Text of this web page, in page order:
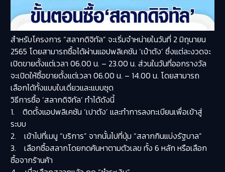
สำหรับโครงการ “สลากดิจิทัล” จะเริ่มจำหน่ายในวันที่ 2 มิถุนายน
2565 โดยสามารถซื้อได้ผ่านแอปพลิเคชัน ‘เป๋าตัง’ ซึ่งแต่ละงวดจะ
เปิดขายตั้งแต่เวลา 06.00 น. – 23.00 น. ส่วนในวันที่ออกรางวัล
จะเปิดให้ซื้อขายตั้งแต่เวลา 06.00 น. – 14.00 น. โดยสามารถ
เลือกได้ทั้งแบบใบเดี่ยวและแบบชุด
วิธีการซื้อ ‘สลากดิจิทัล’ ทำได้ดังนี้
1. ติดตั้งแอปพลิเคชัน ‘เปาตัง’ และทำการลงทะเบียนเพื่อเข้าสู่
ระบบ
2. เข้าไปที่เมนู “บริการ” จากนั้นไปที่ปุ่ม “สลากกินแบ่งรัฐบาล”
3. เลือกซื้อสลากโดยกดค้นหาตามตัวเลข ทั้ง 6 หลัก หรือเลือก
ซื้อจากร้านค้า